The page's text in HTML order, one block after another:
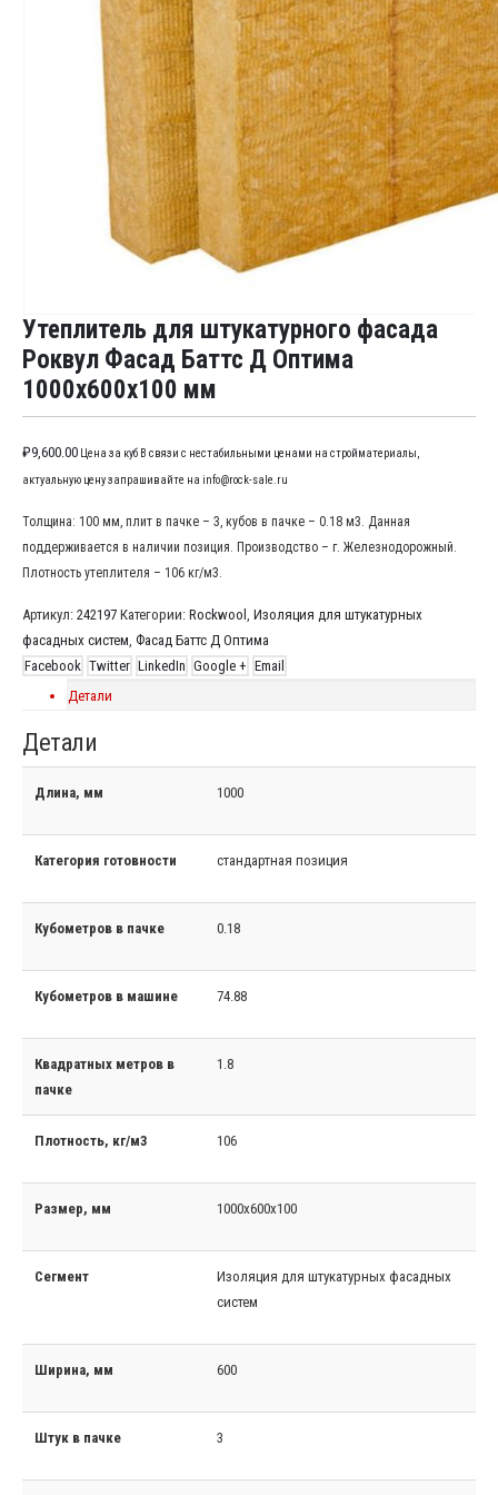
Утеплитель для штукатурного фасада
Роквул Фасад Баттс Д Оптима
1000x600x100 мм
₽9,600.00 Цена за куб В связи с нестабильными ценами на стройматериалы,
актуальную цену запрашивайте на info@rock-sale.ru
Толщина: 100 мм, плит в пачке – 3, кубов в пачке – 0.18 м3. Данная
поддерживается в наличии позиция. Производство – г. Железнодорожный.
Плотность утеплителя – 106 кг/м3.
Артикул: 242197 Категории: Rockwool , Изоляция для штукатурных
фасадных систем, Фасад Баттс Д Оптима
Facebook Twitter LinkedIn Google + Email
Детали
Детали
Длина, мм 1000
Категория готовности стандартная позиция
Кубометров в пачке 0.18
Кубометров в машине 74.88
Квадратных метров в
пачке
1.8
Плотность, кг/м3 106
Размер, мм 1000x600x100
Сегмент
Изоляция для штукатурных фасадных
систем
Ширина, мм 600
Штук в пачке 3